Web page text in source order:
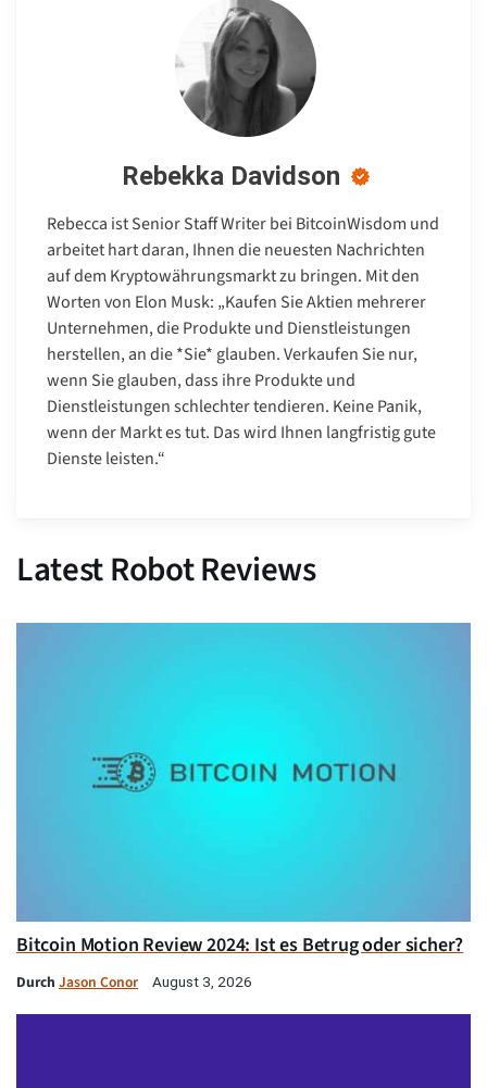
Rebekka Davidson
Rebecca ist Senior Staff Writer bei BitcoinWisdom und
arbeitet hart daran, Ihnen die neuesten Nachrichten
auf dem Kryptowährungsmarkt zu bringen. Mit den
Worten von Elon Musk: „Kaufen Sie Aktien mehrerer
Unternehmen, die Produkte und Dienstleistungen
herstellen, an die *Sie* glauben. Verkaufen Sie nur,
wenn Sie glauben, dass ihre Produkte und
Dienstleistungen schlechter tendieren. Keine Panik,
wenn der Markt es tut. Das wird Ihnen langfristig gute
Dienste leisten.“
Latest Robot Reviews
Bitcoin Motion Review 2024: Ist es Betrug oder sicher?
Durch Jason Conor August 3, 2026